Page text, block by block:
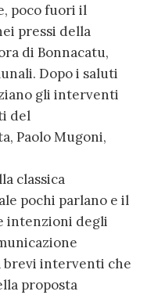
poco fuori il
pressi della
di Bonnacatu,
Dopo i saluti
gli interventi
del
Paolo Mugoni,
classica
pochi parlano e il
intenzioni degli
brevi interventi che
proposta